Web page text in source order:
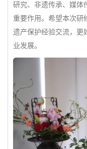
研究、非遗传承、媒体
重要作用。希望本次研
遗产保护经验交流，更
业发展。